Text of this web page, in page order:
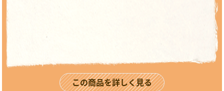
この商品を詳しく見る